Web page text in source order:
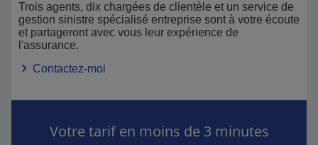
Trois agents, dix chargées de clientèle et un service de
gestion sinistre spécialisé entreprise sont à votre écoute
et partageront avec vous leur expérience de
l'assurance.
Contactez-moi
Votre tarif en moins de 3 minutes